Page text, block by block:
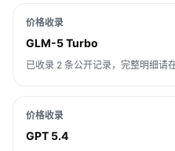
价格收录
GLM-5 Turbo
已收录 2 条公开记录，完整明细请
价格收录
GPT 5.4